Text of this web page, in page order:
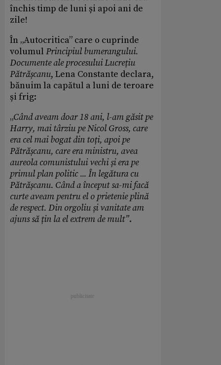
închis timp de luni și apoi ani de
zile!
În „Autocritica” care o cuprinde
volumul Principiul bumerangului.
Documente ale procesului Lucrețiu
Pătrășcanu, Lena Constante declara,
bănuim la capătul a luni de teroare
și frig:
„Când aveam doar 18 ani, l-am găsit pe
Harry, mai târziu pe Nicol Gross, care
era cel mai bogat din toți, apoi pe
Pătrășcanu, care era ministru, avea
aureola comunistului vechi și era pe
primul plan politic ... În legătura cu
Pătrășcanu. Când a început sa-mi facă
curte aveam pentru el o prietenie plină
de respect. Din orgoliu și vanitate am
ajuns să țin la el extrem de mult”.